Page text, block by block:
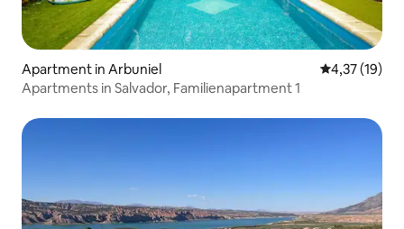
Apartment in Arbuniel
4,37 (19)
Apartments in Salvador, Familienapartment 1